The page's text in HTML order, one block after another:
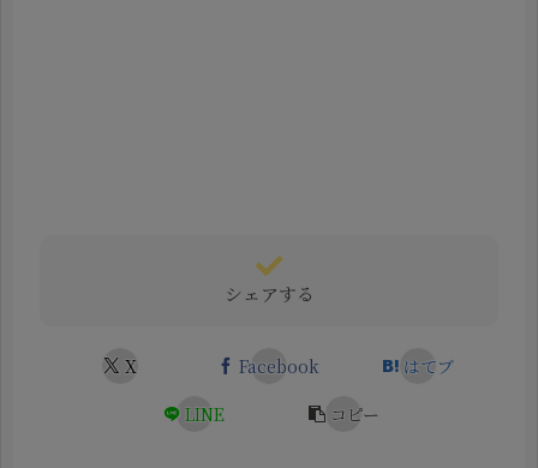
シェアする
X Facebook
はてブ
LINE
コピー